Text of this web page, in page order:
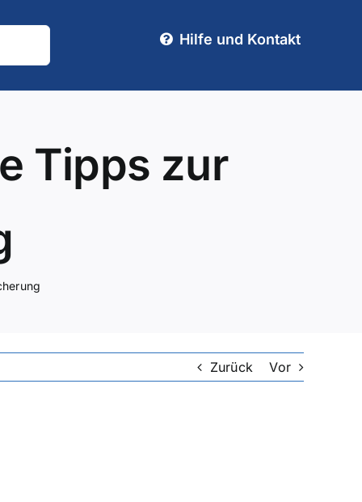
Hilfe und Kontakt
Tipps zur
Zurück Vor